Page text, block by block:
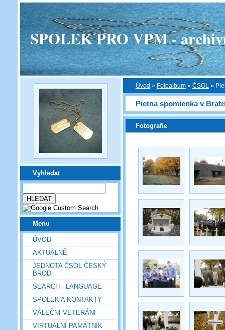
SPOLEK PRO VPM -
Vyhledat
Menu
ÚVOD
AKTUÁLNĚ
JEDNOTA ČSOL ČESKÝ
BROD
SEARCH - LANGUAGE
SPOLEK A KONTAKTY
VÁLEČNÍ VETERÁNI
VIRTUÁLNÍ PAMÁTNÍK
Úvod » Fotoalbum » ČSOL »
Pietna spomienka v
Fotografie